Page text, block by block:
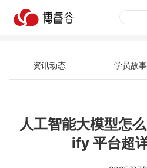
资讯动态 学员故事
人工智能大模型怎
ify 平台超